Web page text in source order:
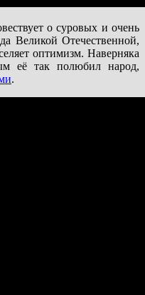
о суровых и очень
Великой Отечественной,
оптимизм. Наверняка
её так полюбил народ,
.